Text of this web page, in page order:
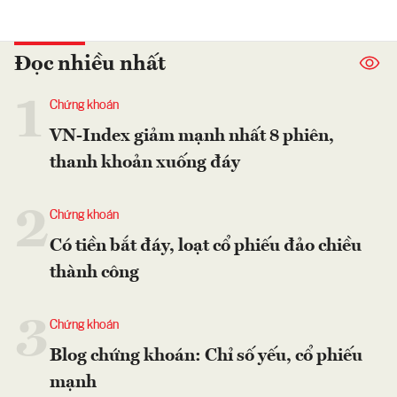
Đọc nhiều nhất
Chứng khoán
VN-Index giảm mạnh nhất 8 phiên,
thanh khoản xuống đáy
2Chứng khoán
Có tiền bắt đáy, loạt cổ phiếu đảo chiều
thành công
Chứng khoán
Blog chứng khoán: Chỉ số yếu, cổ phiếu
mạnh